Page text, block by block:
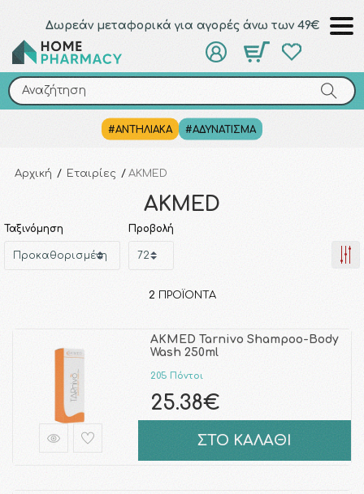
Δωρεάν μεταφορικά για αγορές άνω των 49€
Αναζήτηση
#ΑΝΤΗΛΙΑΚΑ #ΑΔΥΝΑΤΙΣΜΑ
Αναζήτηση
Αρχική / Εταιρίες / AKMED
AKMED
Ταξινόμηση Προβολή
2 ΠΡΟΪΌΝΤΑ
AKMED Tarnivo Shampoo-Body
Wash 250ml
205 Πόντοι
25.38€
ΣΤΟ ΚΑΛΑΘΙ